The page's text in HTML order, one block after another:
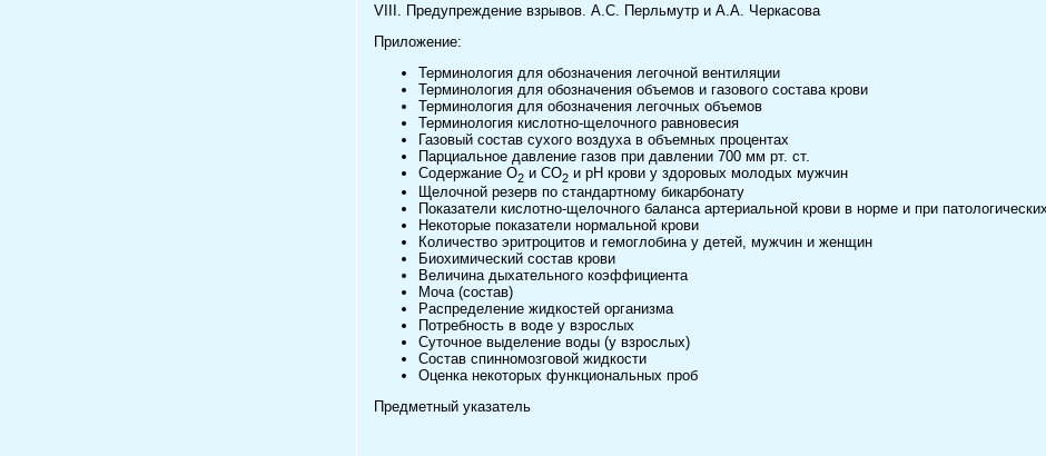
VIII. Предупреждение взрывов. А.С. Перльмутр и А.А. Черкасова
Приложение:
Терминология для обозначения легочной вентиляции
Терминология для обозначения объемов и газового состава крови
Терминология для обозначения легочных объемов
Терминология кислотно-щелочного равновесия
Газовый состав сухого воздуха в объемных процентах
Парциальное давление газов при давлении 700 мм рт. ст.
Содержание O2 и CO2 и pH крови у здоровых молодых мужчин
Щелочной резерв по стандартному бикарбонату
Показатели кислотно-щелочного баланса артериальной крови в норме и при
Некоторые показатели нормальной крови
Количество эритроцитов и гемоглобина у детей, мужчин и женщин
Биохимический состав крови
Величина дыхательного коэффициента
Моча (состав)
Распределение жидкостей организма
Потребность в воде у взрослых
Суточное выделение воды (у взрослых)
Состав спинномозговой жидкости
Оценка некоторых функциональных проб
Предметный указатель